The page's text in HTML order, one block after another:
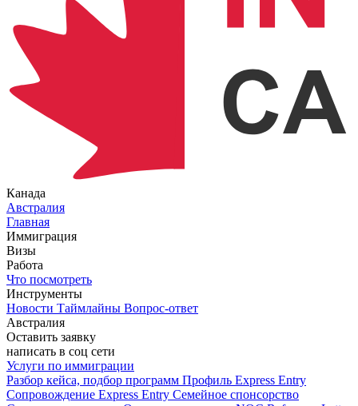
Канада
Австралия
Главная
Иммиграция
Визы
Работа
Что посмотреть
Инструменты
Новости Таймлайны Вопрос-ответ
Австралия
Оставить заявку
написать в соц сети
Услуги по иммиграции
Разбор кейса, подбор программ Профиль Express Entry
Сопровождение Express Entry Семейное спонсорство